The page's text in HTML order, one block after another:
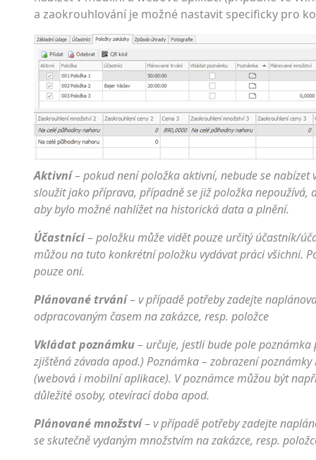
a zaokrouhlování je možné nastavit specificky pro
Aktivní–pokud není položka aktivní, nebude se
sloužit jako příprava, případně se již položka nepoužívá,
aby bylo možné nahlížet na historická data a plnění.
Účastníci–položku může vidět pouze určitý účastník/
můžou na tuto konkrétní položku vydávat práci všichni.
pouze oni.
Plánované trvání– v případě potřeby zadejte
odpracovaným časem na zakázce, resp. položce
Vkládat poznámku– určuje, jestli bude pole
zjištěná závada apod.) Poznámka – zobrazení
(webová i mobilní aplikace). V poznámce můžou být
důležité osoby, otevírací doba apod.
Plánované množství– v případě potřeby zadejte
se skutečně vydaným množstvím na zakázce, resp.